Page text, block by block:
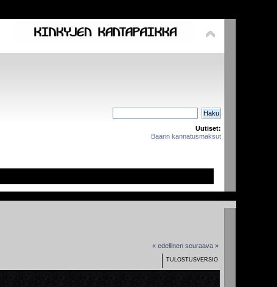
Uutiset:
Baarin kannatusmaksut
« edellinen seuraava »
TULOSTUSVERSIO